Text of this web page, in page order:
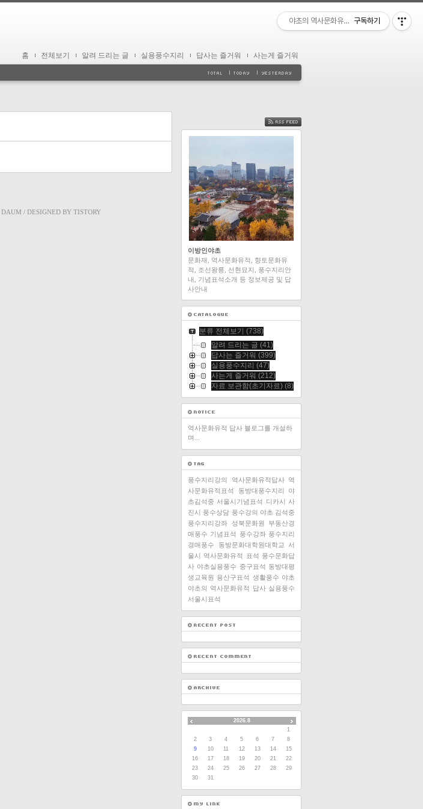
홈 전체보기 알려 드리는 글 실용풍수지리 답사는 즐거워 사는게 즐거워
DAUM / DESIGNED BY TISTORY
FEED
이방인야초
문화재, 역사문화유적, 향토문화유
적, 조선왕릉, 선현묘지, 풍수지리안
내, 기념표석소개 등 정보제공 및 답
사안내
분류 전체보기 (738)
알려 드리는 글 (41)
답사는 즐거워 (399)
실용풍수지리 (47)
사는게 즐거워 (212)
자료 보관함(초기자료) (8)
역사문화유적 답사 블로그를 개설하
며...
풍수지리강의 역사문화유적답사
역
사문화유적표석
동방대풍수지리
야
초김석중 서울시기념표석 디카시 사
진시 풍수상담 풍수강의 야초 김석중
풍수지리강좌
성북문화원
부동산경
매풍수 기념표석 풍수강좌 풍수지리
경매풍수
동방문화대학원대학교
서
울시 역사문화유적 표석 풍수문화답
사 야초실용풍수 중구표석 동방대평
생교육원 용산구표석 생활풍수 야초
야초의 역사문화유적 답사 실용풍수
서울시표석
2026.8
1
2
3 4 5 6 7
8
9
10 11 12 13 14
15
16
17 18 19 20 21
22
23
24 25 26 27 28
29
30
31
야초의 역사문화유적 답사구독하기